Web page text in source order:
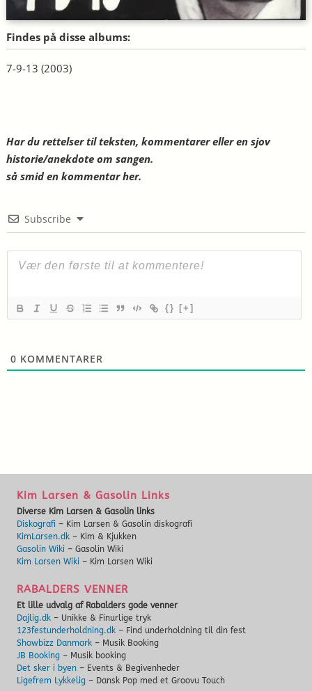
Findes på disse albums:
7-9-13 (2003)
Har du rettelser til teksten, kommentarer eller en sjov
historie/anekdote om sangen.
så smid en kommentar her.
Subscribe
{} [+]
0 KOMMENTARER
Kim Larsen & Gasolin Links
Diverse Kim Larsen & Gasolin links
Diskografi– Kim Larsen & Gasolin diskografi
KimLarsen.dk– Kim & Kjukken
Gasolin Wiki– Gasolin Wiki
Kim Larsen Wiki– Kim Larsen Wiki
RABALDERS VENNER
Et lille udvalg af Rabalders gode venner
Dajlig.dk– Unikke & Finurlige tryk
123festunderholdning.dk – Find underholdning til din fest
Showbizz Danmark – Musik Booking
JB Booking – Musik booking
Det sker i byen– Events & Begivenheder
Ligefrem Lykkelig– Dansk Pop med et Groovu Touch